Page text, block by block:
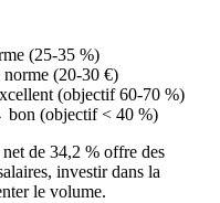
(25-35 %)
(20-30 €)
(objectif 60-70 %)
(objectif < 40 %)
de 34,2 % offre des
investir dans la
le volume.